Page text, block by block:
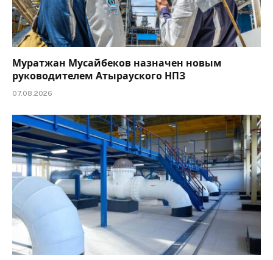
Муратжан Мусайбеков назначен новым
руководителем Атырауского НПЗ
07.08.2026